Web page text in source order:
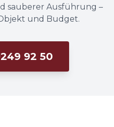
sauberer Ausführung –
und Budget.
92 50